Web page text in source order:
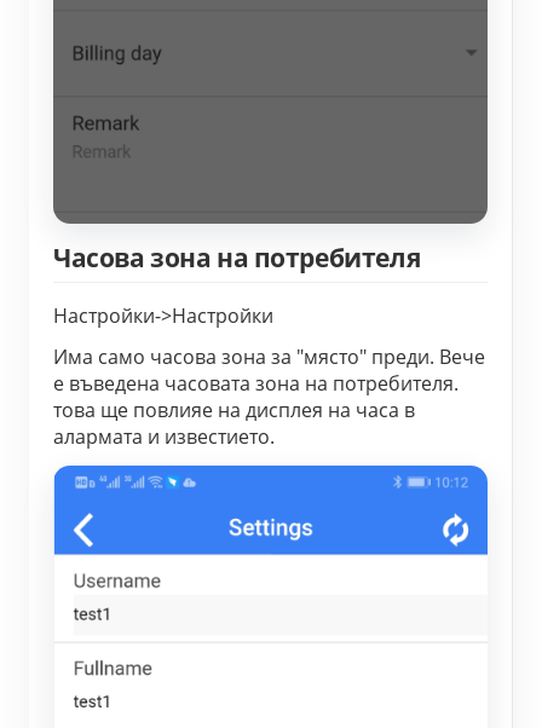
Часова зона на потребителя
Настройки->Настройки
Има само часова зона за "място" преди. Вече
е въведена часовата зона на потребителя.
това ще повлияе на дисплея на часа в
алармата и известието.